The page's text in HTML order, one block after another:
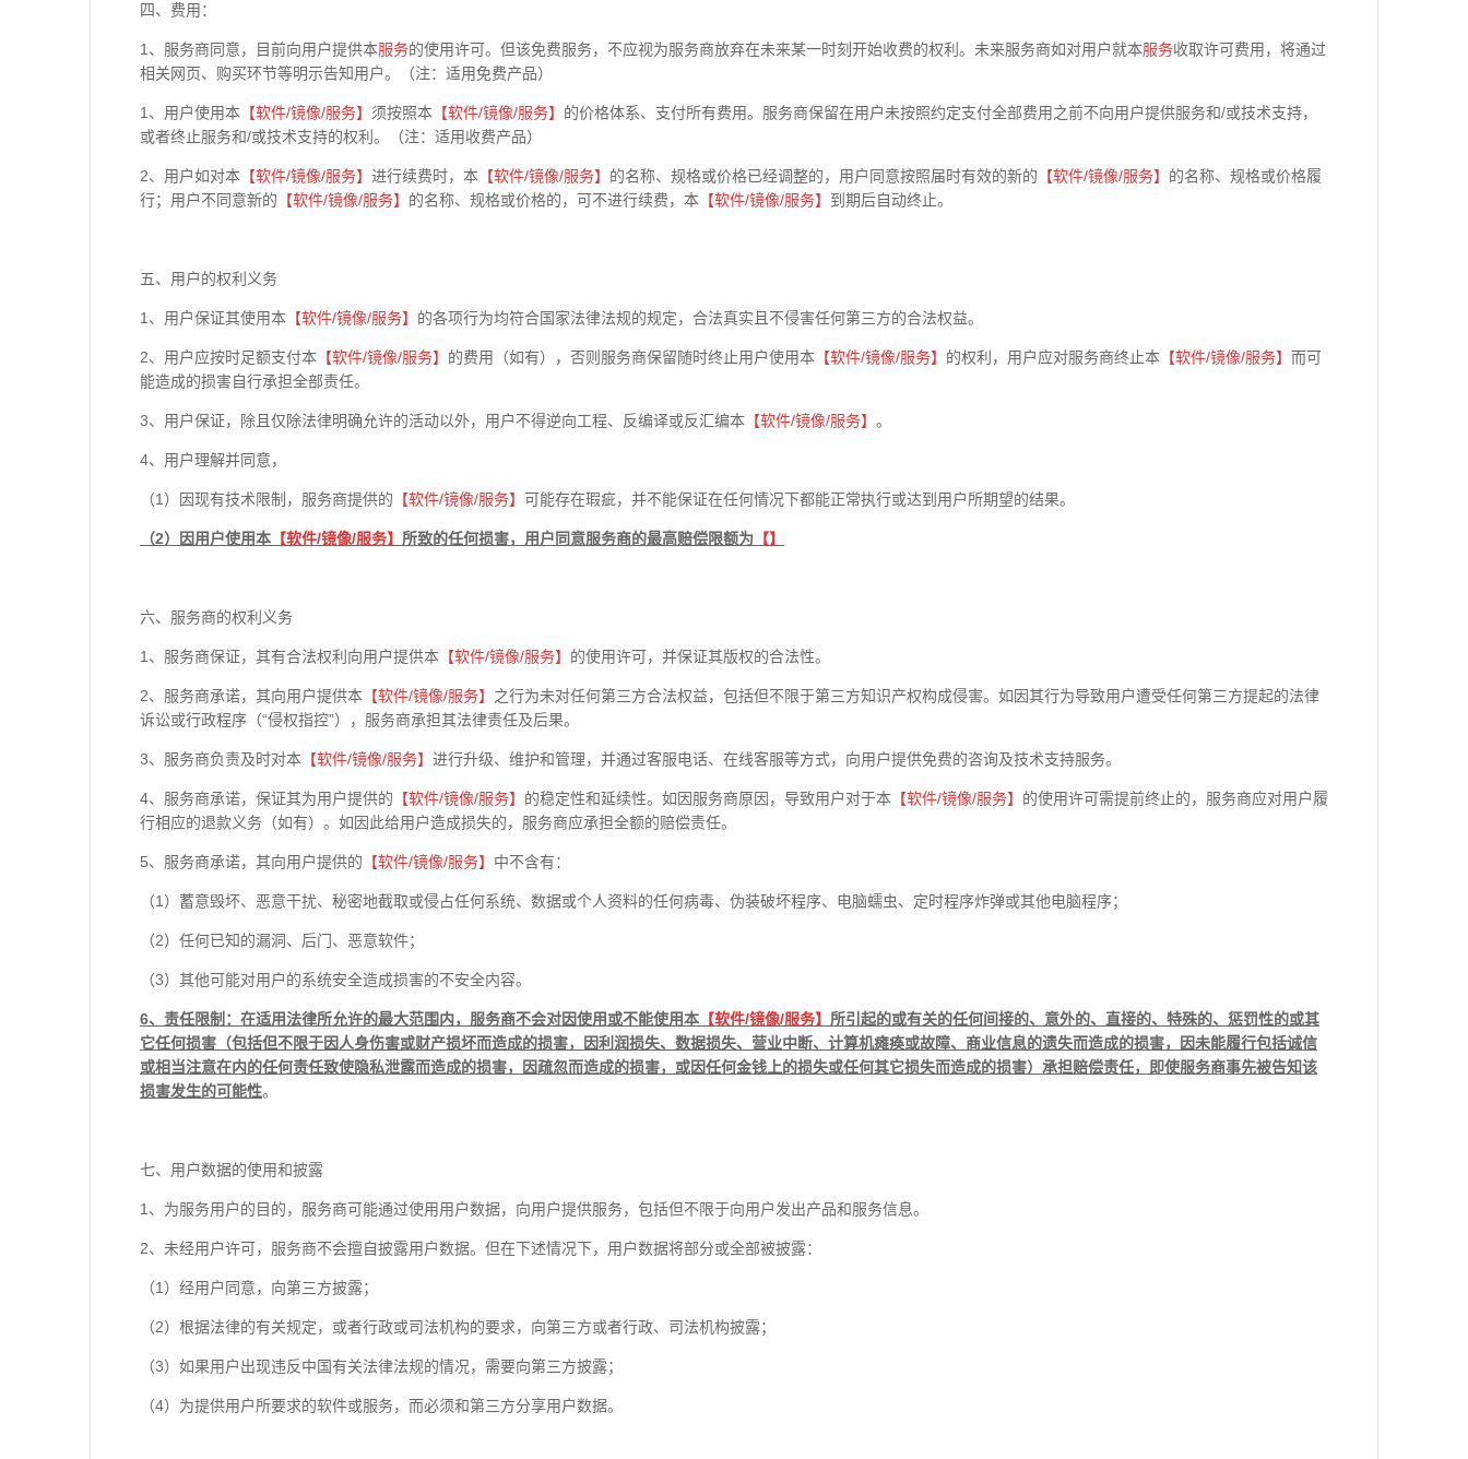
四、费用：
1、服务商同意，目前向用户提供本服务的使用许可。但该免费服务，不应视为服务商放弃在未来某一时刻开始收费的权利。未来服务商如对用户就本服务收取许可费用，将通过
相关网页、购买环节等明示告知用户。（注：适用免费产品）
1、用户使用本 【软件/镜像/服务】 须按照本 【软件/镜像/服务】 的价格体系、支付所有费用。服务商保留在用户未按照约定支付全部费用之前不向用户提供服务和/或技术支持，
或者终止服务和/或技术支持的权利。（注：适用收费产品）
2、用户如对本 【软件/镜像/服务】 进行续费时，本 【软件/镜像/服务】 的名称、规格或价格已经调整的，用户同意按照届时有效的新的 【软件/镜像/服务】 的名称、规格或价格履
行；用户不同意新的 【软件/镜像/服务】 的名称、规格或价格的，可不进行续费，本 【软件/镜像/服务】 到期后自动终止。
五、用户的权利义务
1、用户保证其使用本 【软件/镜像/服务】 的各项行为均符合国家法律法规的规定，合法真实且不侵害任何第三方的合法权益。
2、用户应按时足额支付本 【软件/镜像/服务】 的费用（如有），否则服务商保留随时终止用户使用本 【软件/镜像/服务】 的权利，用户应对服务商终止本 【软件/镜像/服务】 而可
能造成的损害自行承担全部责任。
3、用户保证，除且仅除法律明确允许的活动以外，用户不得逆向工程、反编译或反汇编本 【软件/镜像/服务】 。
4、用户理解并同意，
（1）因现有技术限制，服务商提供的 【软件/镜像/服务】 可能存在瑕疵，并不能保证在任何情况下都能正常执行或达到用户所期望的结果。
（2）因用户使用本 【软件/镜像/服务】 所致的任何损害，用户同意服务商的最高赔偿限额为 【】
六、服务商的权利义务
1、服务商保证，其有合法权利向用户提供本 【软件/镜像/服务】 的使用许可，并保证其版权的合法性。
2、服务商承诺，其向用户提供本 【软件/镜像/服务】 之行为未对任何第三方合法权益，包括但不限于第三方知识产权构成侵害。如因其行为导致用户遭受任何第三方提起的法律
诉讼或行政程序（“侵权指控”），服务商承担其法律责任及后果。
3、服务商负责及时对本 【软件/镜像/服务】 进行升级、维护和管理，并通过客服电话、在线客服等方式，向用户提供免费的咨询及技术支持服务。
4、服务商承诺，保证其为用户提供的 【软件/镜像/服务】 的稳定性和延续性。如因服务商原因，导致用户对于本 【软件/镜像/服务】 的使用许可需提前终止的，服务商应对用户履
行相应的退款义务（如有）。如因此给用户造成损失的，服务商应承担全额的赔偿责任。
5、服务商承诺，其向用户提供的 【软件/镜像/服务】 中不含有：
（1）蓄意毁坏、恶意干扰、秘密地截取或侵占任何系统、数据或个人资料的任何病毒、伪装破坏程序、电脑蠕虫、定时程序炸弹或其他电脑程序；
（2）任何已知的漏洞、后门、恶意软件；
（3）其他可能对用户的系统安全造成损害的不安全内容。
6、责任限制：在适用法律所允许的最大范围内，服务商不会对因使用或不能使用本 【软件/镜像/服务】 所引起的或有关的任何间接的、意外的、直接的、特殊的、惩罚性的或其
它任何损害（包括但不限于因人身伤害或财产损坏而造成的损害，因利润损失、数据损失、营业中断、计算机瘫痪或故障、商业信息的遗失而造成的损害，因未能履行包括诚信
或相当注意在内的任何责任致使隐私泄露而造成的损害，因疏忽而造成的损害，或因任何金钱上的损失或任何其它损失而造成的损害）承担赔偿责任，即使服务商事先被告知该
损害发生的可能性。
七、用户数据的使用和披露
1、为服务用户的目的，服务商可能通过使用用户数据，向用户提供服务，包括但不限于向用户发出产品和服务信息。
2、未经用户许可，服务商不会擅自披露用户数据。但在下述情况下，用户数据将部分或全部被披露：
（1）经用户同意，向第三方披露；
（2）根据法律的有关规定，或者行政或司法机构的要求，向第三方或者行政、司法机构披露；
（3）如果用户出现违反中国有关法律法规的情况，需要向第三方披露；
（4）为提供用户所要求的软件或服务，而必须和第三方分享用户数据。